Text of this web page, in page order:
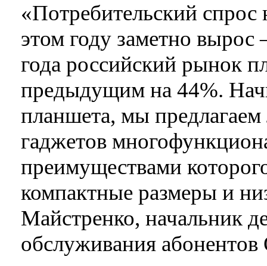
«Потребительский
этом году заметно вырос
года российский рынок
предыдущим на 44%.
планшета, мы
гаджетов
преимуществами
компактные размеры и
Майстренко, начальник
обслуживания